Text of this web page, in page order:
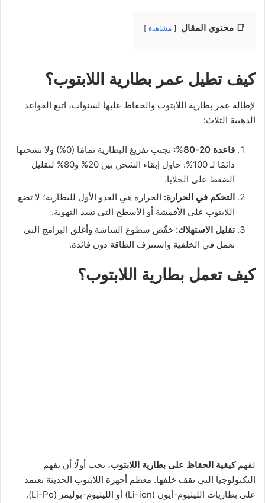
📑 محتوي المقال مشاهدة
كيف تطيل عمر بطارية اللابتوب؟
لإطالة عمر بطارية اللابتوب والحفاظ عليها لسنوات، اتبع القواعد
الذهبية الثلاث:
قاعدة 20-80%:
تجنب تفريغ البطارية تمامًا (0%) ولا تشحنها
دائمًا لـ 100%. حاول إبقاء الشحن بين 20% و80% لتقليل
الضغط على الخلايا.
التحكم في الحرارة: الحرارة هي العدو الأول للبطارية؛ لا تضع
اللابتوب على الأقمشة أو الأسطح التي تسد التهوية.
تقليل الاستهلاك: خفّض سطوع الشاشة وأغلق البرامج التي
تعمل في الخلفية واستنزف الطاقة دون فائدة.
كيف تعمل بطارية اللابتوب؟
لفهمكيفية الحفاظ على بطارية اللابتوب، يجب أولًا أن نفهم
التكنولوجيا التي تقف خلفها. معظم أجهزة اللابتوب الحديثة تعتمد
على بطاريات الليثيوم-أيون (Li-ion) أو الليثيوم-بوليمر (Li-Po).